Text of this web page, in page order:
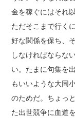
金を稼ぐにはそれ
ただそこまで行く
好な関係を保ち、
しなければならな
い。たまに句集を
もいいような大同
のためだ。ちょっ
た出世競争に血道